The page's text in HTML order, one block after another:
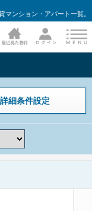
ンション・アパート一覧。
詳細条件設定